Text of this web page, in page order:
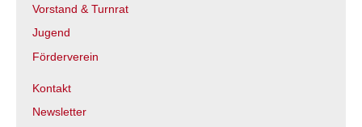
Vorstand & Turnrat
Jugend
Förderverein
Kontakt
Newsletter